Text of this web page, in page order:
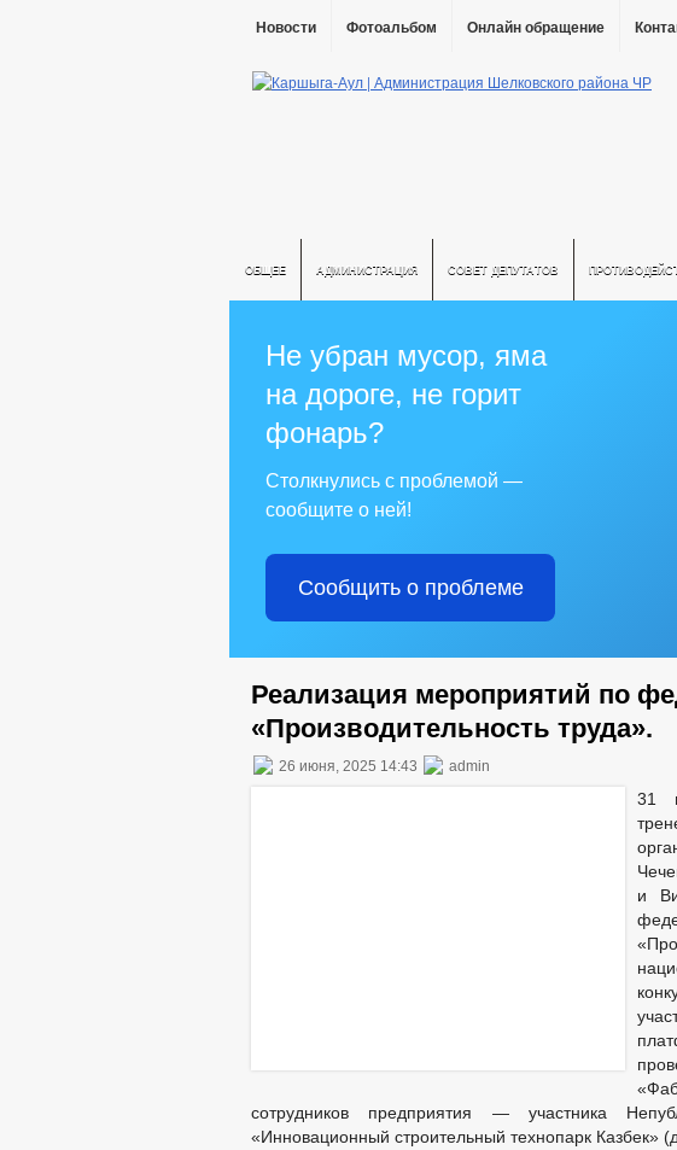
Новости Фотоальбом Онлайн обращение
ОБЩЕЕ АДМИНИСТРАЦИЯ СОВЕТ ДЕПУТАТОВ
Не убран мусор, яма
на дороге, не горит
фонарь?
Столкнулись с проблемой —
сообщите о ней!
Сообщить о проблеме
Реализация мероприятий по
«Производительность труда».
26 июня, 2025 14:43 admin
31
и
сотрудников предприятия — участника
«Инновационный строительный технопарк